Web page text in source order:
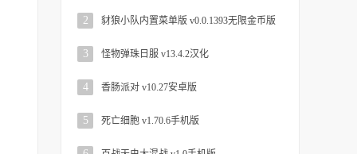
2 豺狼小队内置菜单版 v0.0.1393无限金币版
3 怪物弹珠日服 v13.4.2汉化
4 香肠派对 v10.27安卓版
5 死亡细胞 v1.70.6手机版